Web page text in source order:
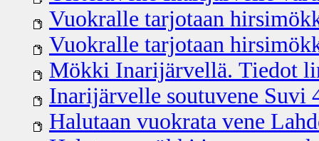
Vuokralle tarjotaan
Vuokralle tarjotaan
Mökki Inarijärvellä. Tiedot
Inarijärvelle soutuvene Suvi
Halutaan vuokrata vene